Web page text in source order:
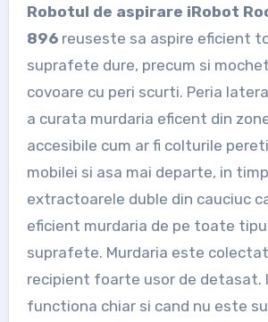
Robotul de aspirare iRobot
896 reuseste sa aspire eficient
suprafete dure, precum si
covoare cu peri scurti. Peria
a curata murdaria eficent din
accesibile cum ar fi colturile
mobilei si asa mai departe, in
extractoarele duble din cauciuc
eficient murdaria de pe toate
suprafete. Murdaria este
recipient foarte usor de detasat.
functiona chiar si cand nu este